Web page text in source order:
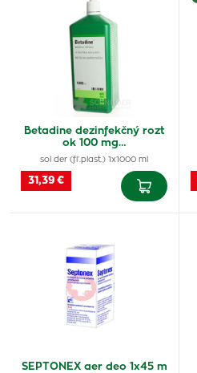
Betadine dezinfekčný rozt
ok 100 mg…
sol der (fľ.plast.) 1x1000 ml
31,39 €
SEPTONEX aer deo 1x45 m